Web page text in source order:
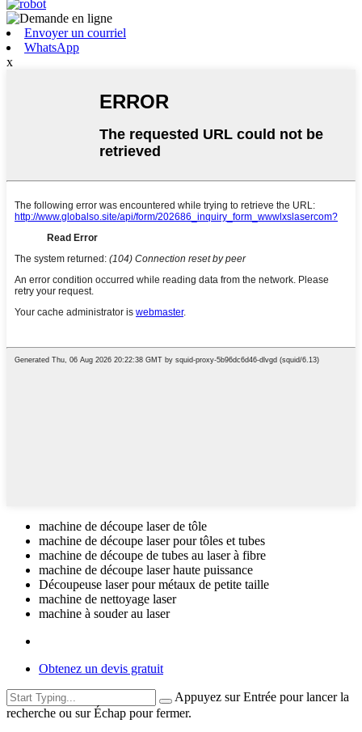
Envoyer un courriel
WhatsApp
x
machine de découpe laser de tôle
machine de découpe laser pour tôles et tubes
machine de découpe de tubes au laser à fibre
machine de découpe laser haute puissance
Découpeuse laser pour métaux de petite taille
machine de nettoyage laser
machine à souder au laser
Obtenez un devis gratuit
Appuyez sur Entrée pour lancer la
recherche ou sur Échap pour fermer.